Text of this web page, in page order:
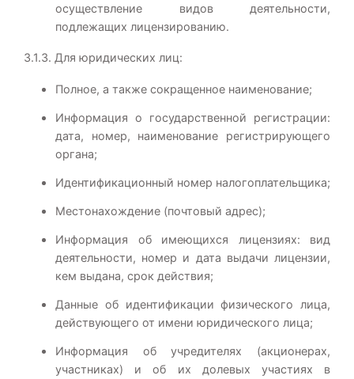
осуществление видов деятельности,
подлежащих лицензированию.
3.1.3. Для юридических лиц:
Полное, а также сокращенное наименование;
Информация о государственной регистрации:
дата, номер, наименование регистрирующего
органа;
Идентификационный номер налогоплательщика;
Местонахождение (почтовый адрес);
Информация об имеющихся лицензиях: вид
деятельности, номер и дата выдачи лицензии,
кем выдана, срок действия;
Данные об идентификации физического лица,
действующего от имени юридического лица;
Информация об учредителях (акционерах,
участниках) и об их долевых участиях в